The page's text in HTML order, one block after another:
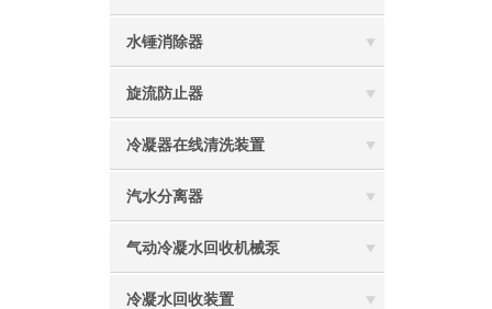
水锤消除器
旋流防止器
冷凝器在线清洗装置
汽水分离器
气动冷凝水回收机械泵
冷凝水回收装置